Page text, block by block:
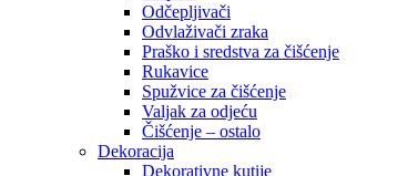
Odčepljivači
Odvlaživači zraka
Praško i sredstva za čišćenje
Rukavice
Spužvice za čišćenje
Valjak za odjeću
Čišćenje – ostalo
Dekoracija
Dekorativne kutije